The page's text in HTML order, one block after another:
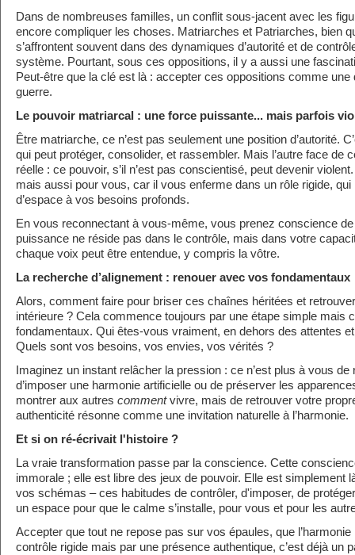
Dans de nombreuses familles, un conflit sous-jacent avec les
encore compliquer les choses. Matriarches et Patriarches, bien
s’affrontent souvent dans des dynamiques d’autorité et de
système. Pourtant, sous ces oppositions, il y a aussi une
Peut-être que la clé est là : accepter ces oppositions comme
guerre.
Le pouvoir matriarcal : une force puissante... mais parfois
Être matriarche, ce n’est pas seulement une position d’autorité.
qui peut protéger, consolider, et rassembler. Mais l’autre face de
réelle : ce pouvoir, s’il n’est pas conscientisé, peut devenir
mais aussi pour vous, car il vous enferme dans un rôle rigide, qui
d’espace à vos besoins profonds.
En vous reconnectant à vous-même, vous prenez conscience
puissance ne réside pas dans le contrôle, mais dans votre
chaque voix peut être entendue, y compris la vôtre.
La recherche d’alignement : renouer avec vos fondamentaux
Alors, comment faire pour briser ces chaînes héritées et
intérieure ? Cela commence toujours par une étape simple mais
fondamentaux. Qui êtes-vous vraiment, en dehors des attentes
Quels sont vos besoins, vos envies, vos vérités ?
Imaginez un instant relâcher la pression : ce n’est plus à vous
d’imposer une harmonie artificielle ou de préserver les
montrer aux autres commentvivre, mais de retrouver votre
authenticité résonne comme une invitation naturelle à l’harmonie.
Et si on ré-écrivait l'histoire ?
La vraie transformation passe par la conscience. Cette
immorale ; elle est libre des jeux de pouvoir. Elle est simplement
vos schémas – ces habitudes de contrôler, d'imposer, de
un espace pour que le calme s’installe, pour vous et pour les
Accepter que tout ne repose pas sur vos épaules, que
contrôle rigide mais par une présence authentique, c’est déjà un